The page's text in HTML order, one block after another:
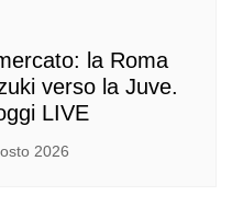
la Roma
verso la Juve.
LIVE
2026